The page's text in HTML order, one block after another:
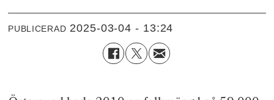
PUBLICERAD 2025-03-04 - 13:24